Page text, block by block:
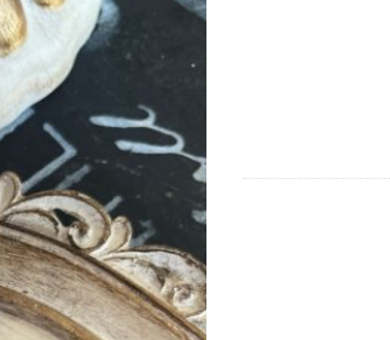
Favorilerime